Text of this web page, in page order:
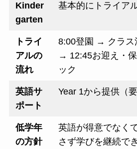
Kinder
garten
基本的にトライア
トライ
アルの
流れ
8:00登園 → クラ
→ 12:45お迎え・
ック
英語サ
ポート
Year 1から提供（要
低学年
の方針
英語が得意でなく
さず学びを継続で